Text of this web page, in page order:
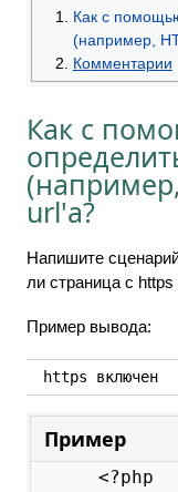
Как с
(например,
Комментарии
Как с
url'а?
Напишите
ли страница с
Пример вывода:
https включен
Пример
<?php